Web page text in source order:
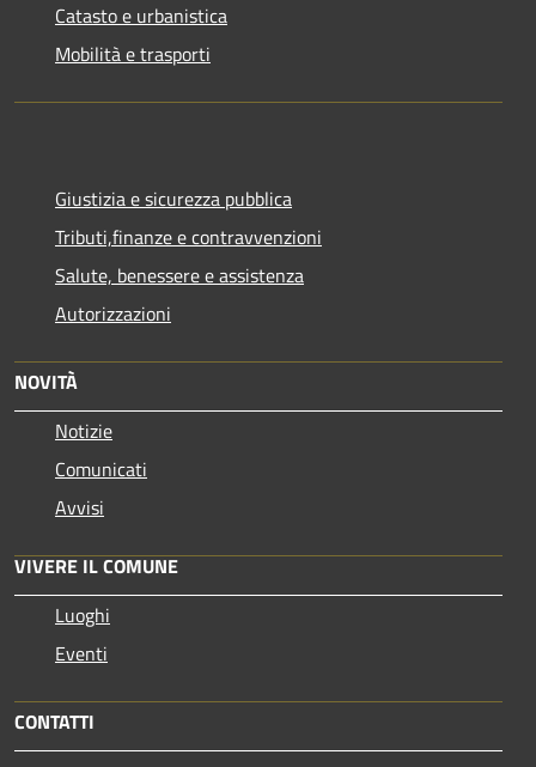
Catasto e urbanistica
Mobilità e trasporti
Giustizia e sicurezza pubblica
Tributi,finanze e contravvenzioni
Salute, benessere e assistenza
Autorizzazioni
NOVITÀ
Notizie
Comunicati
Avvisi
VIVERE IL COMUNE
Luoghi
Eventi
CONTATTI